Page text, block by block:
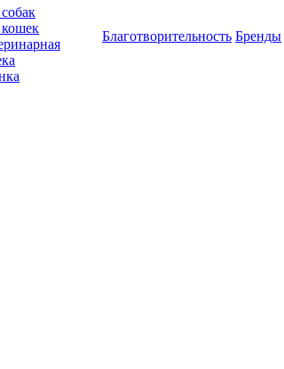
Благотворительность Бренды